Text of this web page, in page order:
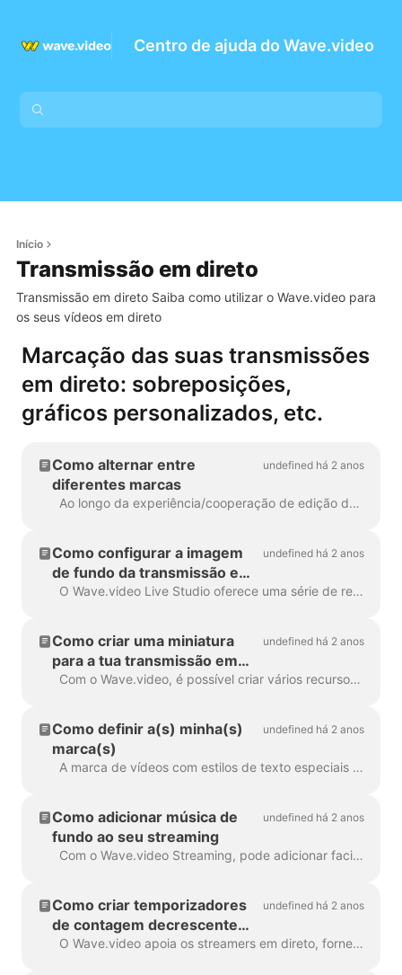
Centro de ajuda do Wave.video
Início
Transmissão em direto
Transmissão em direto Saiba como utilizar o Wave.video para
os seus vídeos em direto
Marcação das suas transmissões
em direto: sobreposições,
gráficos personalizados, etc.
Como alternar entre
diferentes marcas
undefined há 2 anos
Ao longo da experiência/cooperação de edição de vídeo, os nossos utilizadores utilizaram muito a funcionalidade de marca. A marca inclui tipos de letra exclusivos, campos personalizados, um ...
Como configurar a imagem
de fundo da transmissão em
direto
undefined há 2 anos
O Wave.video Live Studio oferece uma série de recursos para personalização visual. Por exemplo, podes definir uma imagem de fundo para tornar a tua transmissão mais apelativa...
Como criar uma miniatura
para a tua transmissão em
direto
undefined há 2 anos
Com o Wave.video, é possível criar vários recursos para agendar, promover, hospedar e redirecionar vídeos ao vivo com eficiência. Uma miniatura de vídeo é um elemento essencial...
Como definir a(s) minha(s)
marca(s)
undefined há 2 anos
A marca de vídeos com estilos de texto especiais e componentes personalizáveis é uma das caraterísticas mais populares da ferramenta de edição Wave.video. Se quiseres...
Como adicionar música de
fundo ao seu streaming
undefined há 2 anos
Com o Wave.video Streaming, pode adicionar facilmente música de fundo à sua transmissão em direto, desde jazz descontraído a música eletrónica energética. Dentro da transmissão...
Como criar temporizadores
de contagem decrescente
animados para transmissões
undefined há 2 anos
O Wave.video apoia os streamers em direto, fornecendo-lhes tudo o que é necessário para realizar espectáculos em direto memoráveis. Com o editor do Wave.video, pode ...